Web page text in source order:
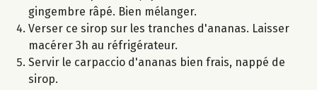
gingembre râpé. Bien mélanger.
Verser ce sirop sur les tranches d'ananas. Laisser
macérer 3h au réfrigérateur.
Servir le carpaccio d'ananas bien frais, nappé de
sirop.